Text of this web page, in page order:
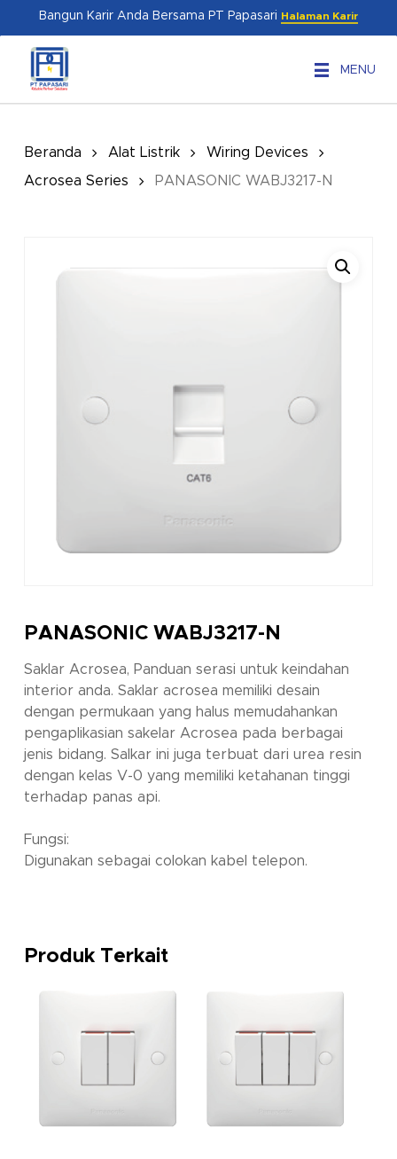
content
Bangun Karir Anda Bersama PT Papasari Halaman Karir
MENU
Beranda Alat Listrik
Wiring Devices
Acrosea Series
PANASONIC WABJ3217-N
PANASONIC WABJ3217-N
Saklar Acrosea, Panduan serasi untuk keindahan
interior anda. Saklar acrosea memiliki desain
dengan permukaan yang halus memudahankan
pengaplikasian sakelar Acrosea pada berbagai
jenis bidang. Salkar ini juga terbuat dari urea resin
dengan kelas V-0 yang memiliki ketahanan tinggi
terhadap panas api.
Fungsi:
Digunakan sebagai colokan kabel telepon.
Produk Terkait
Menu